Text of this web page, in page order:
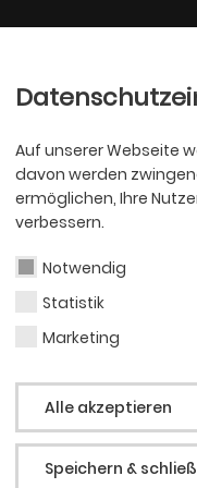
Auf unserer Webseite
davon werden
ermöglichen, Ihre
verbessern.
Notwendig
Statistik
Marketing
Alle akzeptieren
Speichern &